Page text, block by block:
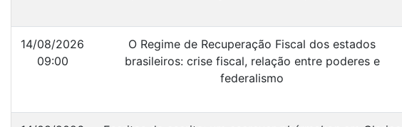
14/08/2026
09:00
O Regime de Recuperação Fiscal dos estados
brasileiros: crise fiscal, relação entre poderes e
federalismo